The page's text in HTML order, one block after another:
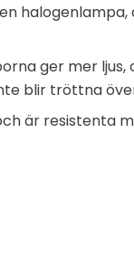
ger mer
blir tröttna
är resistenta